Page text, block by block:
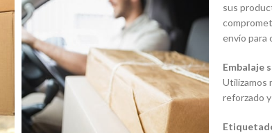
sus
envío para
Embalaje
Utilizamos
reforzado